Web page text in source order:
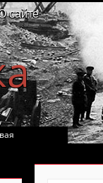
сайте